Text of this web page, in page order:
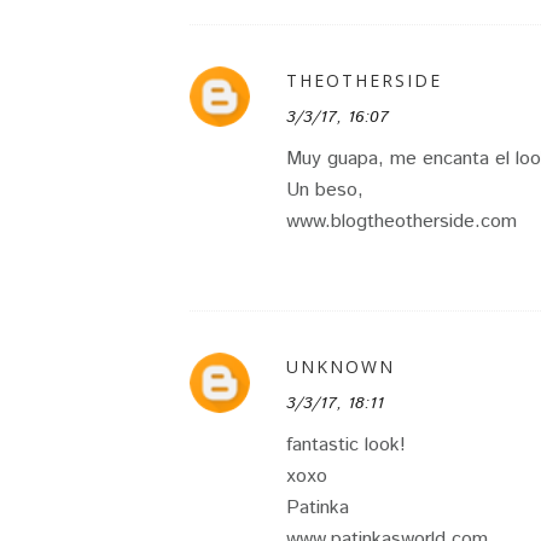
THEOTHERSIDE
3/3/17, 16:07
Muy guapa, me encanta el
Un beso,
www.blogtheotherside.com
UNKNOWN
3/3/17, 18:11
fantastic look!
xoxo
Patinka